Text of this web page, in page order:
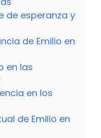
de esperanza y
de Emilio en
en las
en los
de Emilio en